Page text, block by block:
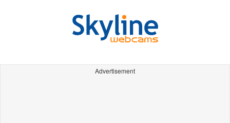
Advertisement